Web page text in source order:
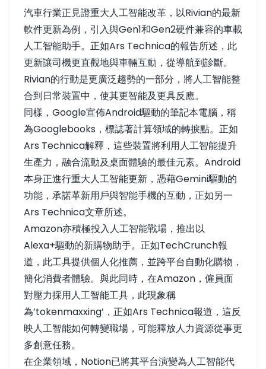
汽車行業正見證重大人工智能改革，以Rivian的最新
軟件更新為例，引入與Gen1和Gen2硬件兼容的車載
人工智能助手。正如Ars Technica的報告所述，此
更新讓司機更直觀地與車輛互動，從導航到診斷。
Rivian的行動是更廣泛趨勢的一部分，將人工智能整
合到日常裝置中，使其更智能及更具反應。
同樣，Google宣佈Android驅動的筆記本電腦，稱
為Googlebooks，標誌著計算領域的轉捩點。正如
Ars Technica解釋 ，這些裝置將利用人工智能提升
生產力，融合流動及桌面體驗的最佳元素。Android
本身正進行重大人工智能更新，憑藉Gemini驅動的
功能，承諾革新用戶與智能手機的互動，正如另一
Ars Technica文章所述。
Amazon亦積極投入人工智能戰場，推出以
Alexa+驅動的新購物助手。正如TechCrunch報
道 ，此工具提供個人化推薦，並跨平台自動化購物，
簡化消費者體驗。與此同時，在Amazon，僱員面
對壓力採用人工智能工具，此現象稱
為’tokenmaxxing’，正如Ars Technica報道 ，這反
映人工智能如何轉變職場，可能釋放人力資源從事更
多創意任務。
在企業領域，Notion已將其平台演變為人工智能代